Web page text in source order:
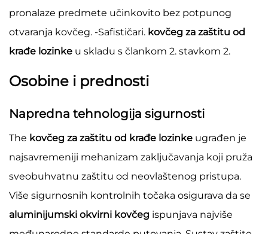
pronalaze predmete učinkovito bez potpunog
otvaranja kovčeg. -Safističari. kovčeg za zaštitu od
krađe lozinke u skladu s člankom 2. stavkom 2.
Osobine i prednosti
Napredna tehnologija sigurnosti
The kovčeg za zaštitu od krađe lozinke ugrađen je
najsavremeniji mehanizam zaključavanja koji pruža
sveobuhvatnu zaštitu od neovlaštenog pristupa.
Više sigurnosnih kontrolnih točaka osigurava da se
aluminijumski okvirni kovčeg ispunjava najviše